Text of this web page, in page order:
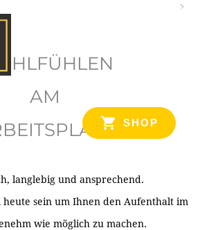
SHOP
AM
langlebig und ansprechend.
heute sein um Ihnen den Aufenthalt im
wie möglich zu machen.